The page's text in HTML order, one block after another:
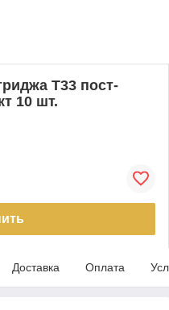
Т33 пост-
10 шт.
Доставка Оплата